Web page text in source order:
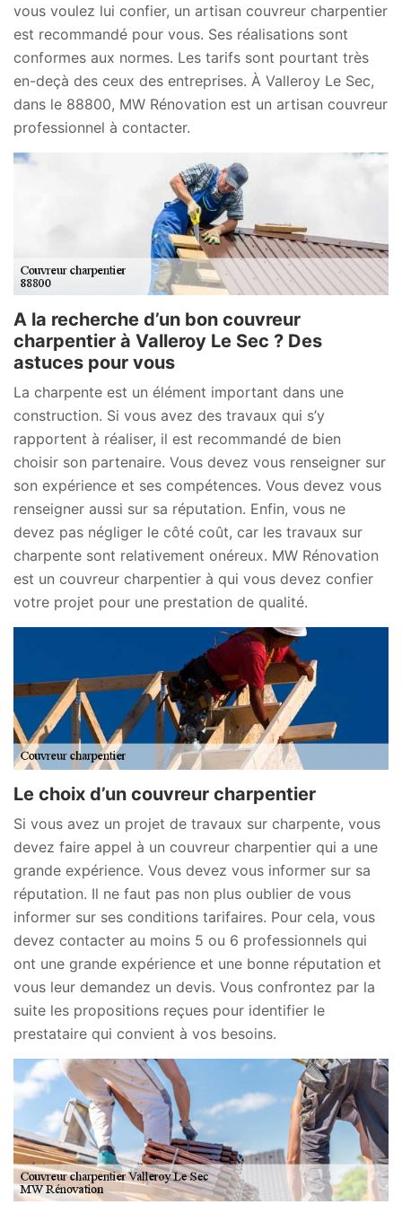
vous voulez lui confier, un artisan couvreur charpentier
est recommandé pour vous. Ses réalisations sont
conformes aux normes. Les tarifs sont pourtant très
en-deçà des ceux des entreprises. À Valleroy Le Sec,
dans le 88800, MW Rénovation est un artisan couvreur
professionnel à contacter.
A la recherche d’un bon couvreur
charpentier à Valleroy Le Sec ? Des
astuces pour vous
La charpente est un élément important dans une
construction. Si vous avez des travaux qui s’y
rapportent à réaliser, il est recommandé de bien
choisir son partenaire. Vous devez vous renseigner sur
son expérience et ses compétences. Vous devez vous
renseigner aussi sur sa réputation. Enfin, vous ne
devez pas négliger le côté coût, car les travaux sur
charpente sont relativement onéreux. MW Rénovation
est un couvreur charpentier à qui vous devez confier
votre projet pour une prestation de qualité.
Le choix d’un couvreur charpentier
Si vous avez un projet de travaux sur charpente, vous
devez faire appel à un couvreur charpentier qui a une
grande expérience. Vous devez vous informer sur sa
réputation. Il ne faut pas non plus oublier de vous
informer sur ses conditions tarifaires. Pour cela, vous
devez contacter au moins 5 ou 6 professionnels qui
ont une grande expérience et une bonne réputation et
vous leur demandez un devis. Vous confrontez par la
suite les propositions reçues pour identifier le
prestataire qui convient à vos besoins.